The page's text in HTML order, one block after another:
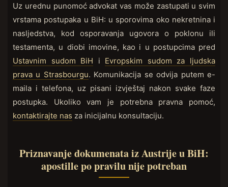
Uz urednu punomoć advokat vas može zastupati u svim
vrstama postupaka u BiH: u sporovima oko nekretnina i
nasljedstva, kod osporavanja ugovora o poklonu ili
testamenta, u diobi imovine, kao i u postupcima pred
Ustavnim sudom BiH i Evropskim sudom za ljudska
prava u Strasbourgu. Komunikacija se odvija putem e-
maila i telefona, uz pisani izvještaj nakon svake faze
postupka. Ukoliko vam je potrebna pravna pomoć,
kontaktirajte nas za inicijalnu konsultaciju.
Priznavanje dokumenata iz Austrije u BiH:
apostille po pravilu nije potreban